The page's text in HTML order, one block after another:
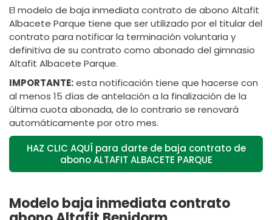
El modelo de baja inmediata contrato de abono Altafit
Albacete Parque tiene que ser utilizado por el titular del
contrato para notificar la terminación voluntaria y
definitiva de su contrato como abonado del gimnasio
Altafit Albacete Parque.
IMPORTANTE:esta notificación tiene que hacerse con
al menos 15 días de antelación a la finalización de la
última cuota abonada, de lo contrario se renovará
automáticamente por otro mes.
HAZ CLIC AQUÍ para darte de baja contrato de
abono ALTAFIT ALBACETE PARQUE
Modelo baja inmediata contrato